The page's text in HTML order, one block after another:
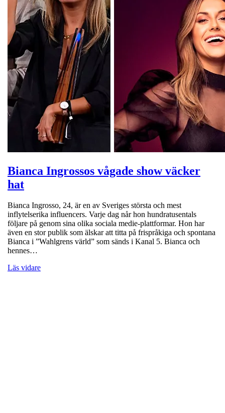
Bianca Ingrossos vågade show väcker
hat
Bianca Ingrosso, 24, är en av Sveriges största och mest
inflytelserika influencers. Varje dag når hon hundratusentals
följare på genom sina olika sociala medie-plattformar. Hon har
även en stor publik som älskar att titta på frispråkiga och spontana
Bianca i ”Wahlgrens värld” som sänds i Kanal 5. Bianca och
hennes…
Läs vidare